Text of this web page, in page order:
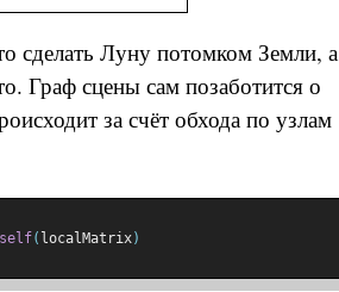
сделать Луну потомком Земли, а
Граф сцены сам позаботится о
за счёт обхода по узлам
self( localMatrix)